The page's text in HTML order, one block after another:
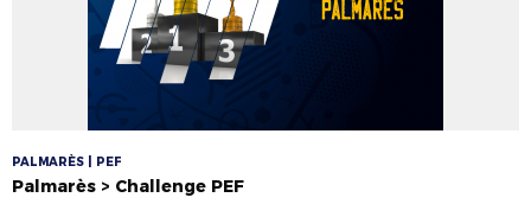
PALMARÈS | PEF
Palmarès > Challenge PEF